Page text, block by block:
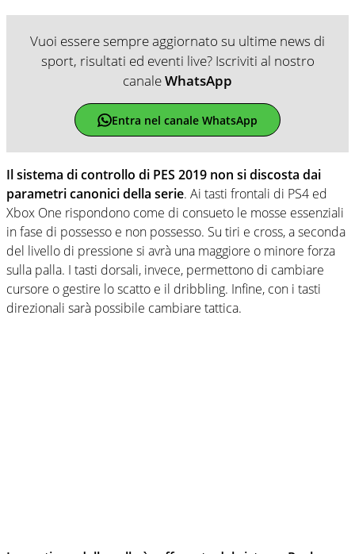
Vuoi essere sempre aggiornato su ultime news di
sport, risultati ed eventi live? Iscriviti al nostro
canaleWhatsApp
Entra nel canale WhatsApp
Il sistema di controllo di PES 2019 non si discosta dai
parametri canonici della serie. Ai tasti frontali di PS4 ed
Xbox One rispondono come di consueto le mosse essenziali
in fase di possesso e non possesso. Su tiri e cross, a seconda
del livello di pressione si avrà una maggiore o minore forza
sulla palla. I tasti dorsali, invece, permettono di cambiare
cursore o gestire lo scatto e il dribbling. Infine, con i tasti
direzionali sarà possibile cambiare tattica.